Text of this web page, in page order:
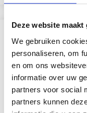
Deze website
We gebruiken
personaliseren, om
en om ons
informatie over uw
partners voor social
partners kunnen
29% de réduction